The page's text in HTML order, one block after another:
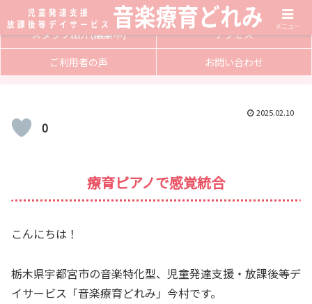
サービス内容
入会方法
スタッフ紹介(編集中)
アクセス
ご利用者の声
お問い合わせ
2025.02.10
0
療育ピアノで感覚統合
こんにちは！
栃木県宇都宮市の音楽特化型、児童発達支援・放課後等デ
イサービス「音楽療育どれみ」今村です。
メニュー